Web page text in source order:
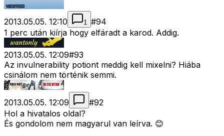
2013.05.05. 12:10 1 #94
1 perc után kiírja hogy elfáradt a karod. Addig.
2013.05.05. 12:09#93
Az invulnerability potiont meddig kell mixelni? Hiába
csinálom nem történik semmi.
2013.05.05. 12:09 #92
Hol a hivatalos oldal?
És gondolom nem magyarul van leírva. 😊